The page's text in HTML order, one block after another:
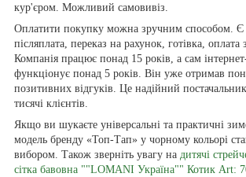
кур'єром. Можливий самовивіз.
Оплатити покупку можна зручним способом. Є
післяплата, переказ на рахунок, готівка, оплата
Компанія працює понад 15 років, а сам
функціонує понад 5 років. Він уже отримав
позитивних відгуків. Це надійний
тисячі клієнтів.
Якщо ви шукаєте універсальні та практичні
модель бренду «Топ-Тап» у чорному кольорі
вибором. Також зверніть увагу на дитячі
сітка бавовна ""LOMANI Україна"" Котик Art: